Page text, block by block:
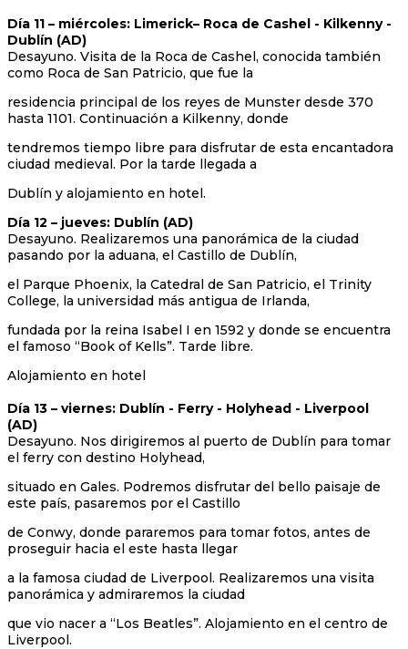
Día 11 – miércoles: Limerick– Roca de Cashel - Kilkenny -
Dublín (AD)
Desayuno. Visita de la Roca de Cashel, conocida también
como Roca de San Patricio, que fue la
residencia principal de los reyes de Munster desde 370
hasta 1101. Continuación a Kilkenny, donde
tendremos tiempo libre para disfrutar de esta encantadora
ciudad medieval. Por la tarde llegada a
Dublín y alojamiento en hotel.
Día 12 – jueves: Dublín (AD)
Desayuno. Realizaremos una panorámica de la ciudad
pasando por la aduana, el Castillo de Dublín,
el Parque Phoenix, la Catedral de San Patricio, el Trinity
College, la universidad más antigua de Irlanda,
fundada por la reina Isabel I en 1592 y donde se encuentra
el famoso “Book of Kells”. Tarde libre.
Alojamiento en hotel
Día 13 – viernes: Dublín - Ferry - Holyhead - Liverpool
(AD)
Desayuno. Nos dirigiremos al puerto de Dublín para tomar
el ferry con destino Holyhead,
situado en Gales. Podremos disfrutar del bello paisaje de
este país, pasaremos por el Castillo
de Conwy, donde pararemos para tomar fotos, antes de
proseguir hacia el este hasta llegar
a la famosa ciudad de Liverpool. Realizaremos una visita
panorámica y admiraremos la ciudad
que vio nacer a “Los Beatles”. Alojamiento en el centro de
Liverpool.